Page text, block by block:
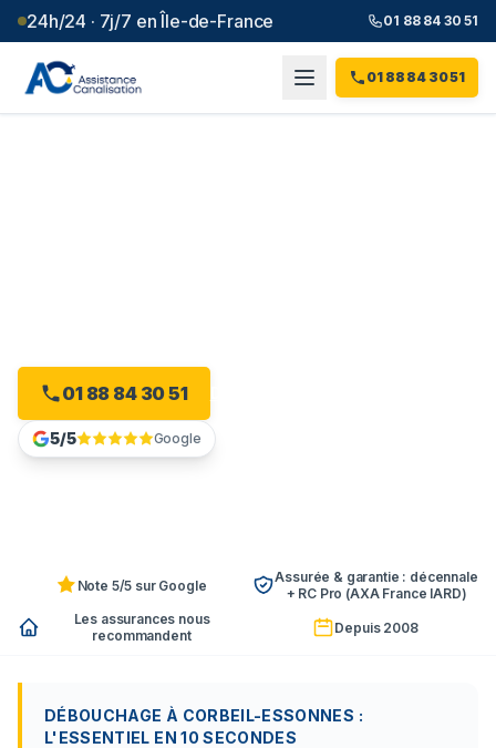
24h/24 · 7j/7 en Île-de-France 01 88 84 30 51
01 88 84 30 51
01 88 84 30 51
5/5 Google
Note 5/5 sur Google
Assurée & garantie : décennale
+ RC Pro (AXA France IARD)
Les assurances nous
recommandent
Depuis 2008
DÉBOUCHAGE À CORBEIL-ESSONNES :
L'ESSENTIEL EN 10 SECONDES